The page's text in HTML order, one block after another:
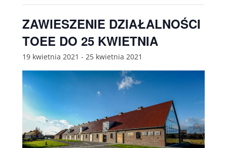
ZAWIESZENIE DZIAŁALNOŚCI
TOEE DO 25 KWIETNIA
19 kwietnia 2021 - 25 kwietnia 2021